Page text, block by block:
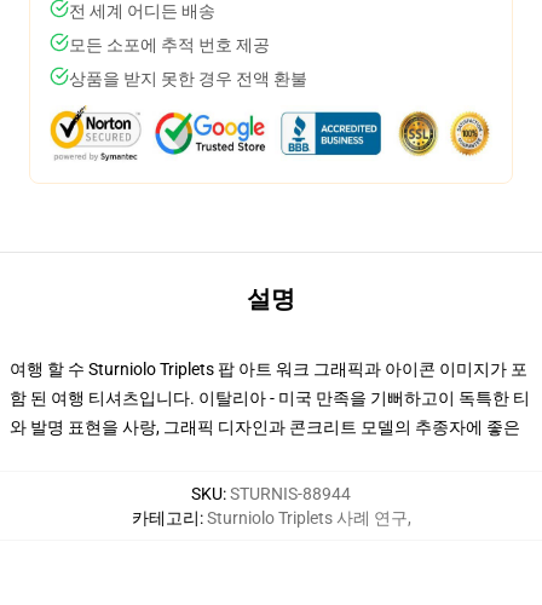
전 세계 어디든 배송
모든 소포에 추적 번호 제공
상품을 받지 못한 경우 전액 환불
설명
여행 할 수 Sturniolo Triplets 팝 아트 워크 그래픽과 아이콘 이미지가 포
함 된 여행 티셔츠입니다. 이탈리아 - 미국 만족을 기뻐하고이 독특한 티
와 발명 표현을 사랑, 그래픽 디자인과 콘크리트 모델의 추종자에 좋은
SKU:STURNIS-88944
카테고리:Sturniolo Triplets 사례 연구,